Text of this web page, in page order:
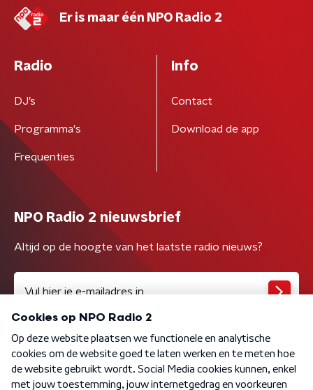
Er is maar één NPO Radio 2
Radio
DJ’s
Programma's
Frequenties
Info
Contact
Download de app
NPO Radio 2 nieuwsbrief
Altijd op de hoogte van het laatste radio nieuws?
Algemene voorwaarden